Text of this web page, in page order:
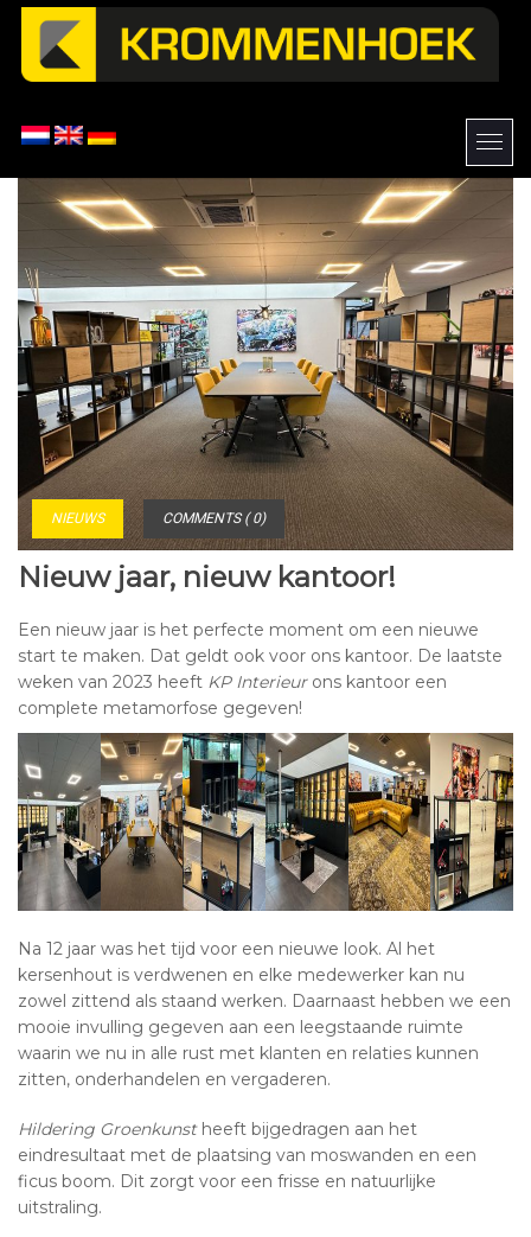
NIEUWS COMMENTS ( 0)
Nieuw jaar, nieuw kantoor!
Een nieuw jaar is het perfecte moment om een nieuwe
start te maken. Dat geldt ook voor ons kantoor. De laatste
weken van 2023 heeft KP Interieurons kantoor een
complete metamorfose gegeven!
Na 12 jaar was het tijd voor een nieuwe look. Al het
kersenhout is verdwenen en elke medewerker kan nu
zowel zittend als staand werken. Daarnaast hebben we een
mooie invulling gegeven aan een leegstaande ruimte
waarin we nu in alle rust met klanten en relaties kunnen
zitten, onderhandelen en vergaderen.
Hildering Groenkunstheeft bijgedragen aan het
eindresultaat met de plaatsing van moswanden en een
ficus boom. Dit zorgt voor een frisse en natuurlijke
uitstraling.